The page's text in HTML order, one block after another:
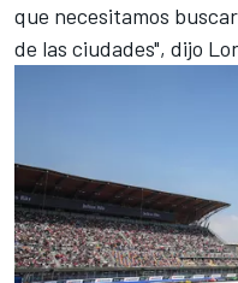
que necesitamos
de las ciudades", dijo